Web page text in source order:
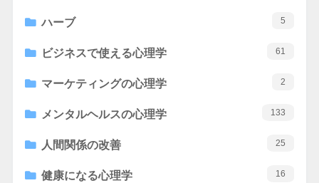
ハーブ 5
ビジネスで使える心理学 61
マーケティングの心理学 2
メンタルヘルスの心理学 133
人間関係の改善 25
健康になる心理学 16